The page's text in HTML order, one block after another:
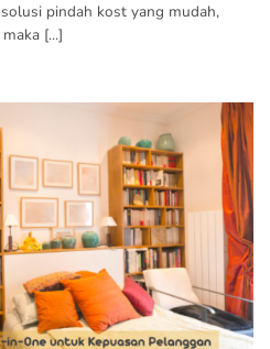
pindah kost yang mudah,
[...]